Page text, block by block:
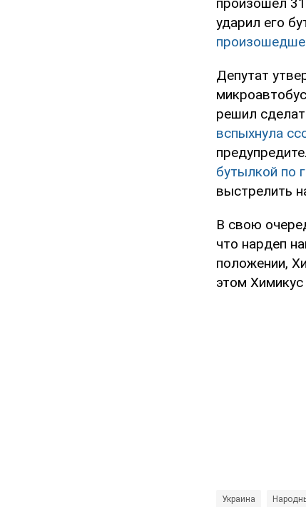
ударил его
Депутат
решил
вспыхнула
бутылкой по
выстрелить
В свою
что нардеп
положении,
этом
Украина